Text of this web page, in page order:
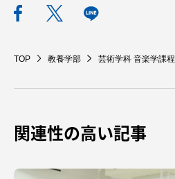
TOP 教養学部 芸術学科 音楽学課程
関連性の高い記事